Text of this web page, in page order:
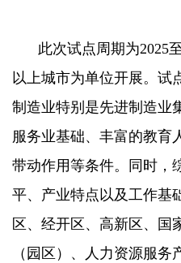
此次试点周期为2025
以上城市为单位开展。试
制造业特别是先进制造业
服务业基础、丰富的教育
带动作用等条件。同时，
平、产业特点以及工作基
区、经开区、高新区、国
（园区）、人力资源服